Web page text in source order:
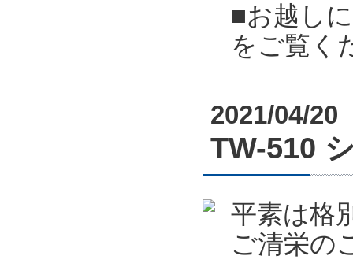
■お越し
をご覧く
2021/04/20
TW-510
平素は格
ご清栄の